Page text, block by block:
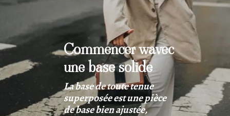
Commencer wavec
une base solide
La base de toute tenue
superposée est une pièce
de base bien ajustée,